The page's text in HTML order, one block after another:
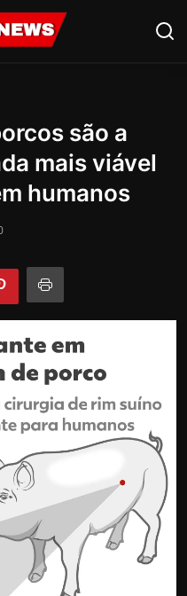
são a
mais viável
humanos